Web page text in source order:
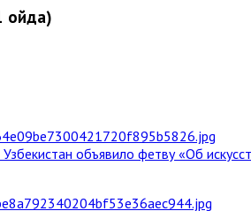
ойда)
объявило фетву «Об